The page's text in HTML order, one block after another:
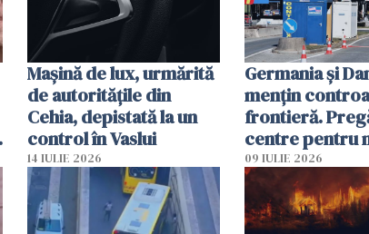
Mașină de lux, urmărită
de autoritățile din
Cehia, depistată la un
control în Vaslui
14 IULIE 2026
Germania și
mențin
frontieră.
centre pentru
respinși din UE
09 IULIE 2026